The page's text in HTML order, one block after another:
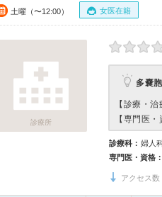
土曜（〜12:00） 女医在籍
診療所
多嚢
【診療・治
【専門医・
診療科： 婦人
専門医・資格：
アクセス